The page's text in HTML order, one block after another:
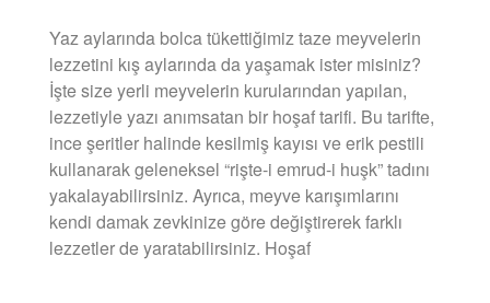
Yaz aylarında bolca tükettiğimiz taze meyvelerin
lezzetini kış aylarında da yaşamak ister misiniz?
İşte size yerli meyvelerin kurularından yapılan,
lezzetiyle yazı anımsatan bir hoşaf tarifi. Bu tarifte,
ince şeritler halinde kesilmiş kayısı ve erik pestili
kullanarak geleneksel “rişte-i emrud-i huşk” tadını
yakalayabilirsiniz. Ayrıca, meyve karışımlarını
kendi damak zevkinize göre değiştirerek farklı
lezzetler de yaratabilirsiniz. Hoşaf